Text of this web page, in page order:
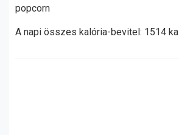
popcorn
A napi összes kalória-bevitel: 1514